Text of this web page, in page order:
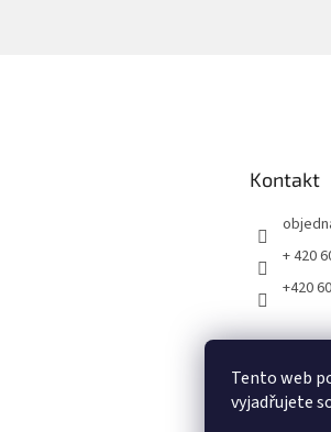
Tento web
vyjadřujete
Kontakt
+ 420
+420